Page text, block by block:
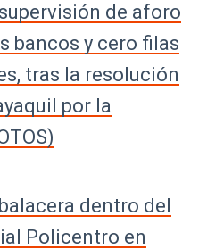
de aforo
bancos y cero filas
tras la resolución
por la
dentro del
Policentro en